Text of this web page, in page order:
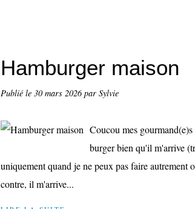
Hamburger maison
Publié le 30 mars 2026par Sylvie
Coucou mes gourmand(e)s
burger bien qu'il m'arrive
uniquement quand je ne peux pas faire autrement
contre, il m'arrive...